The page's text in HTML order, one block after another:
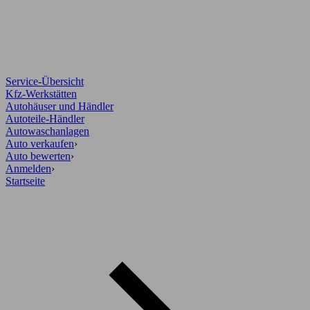
Service-Übersicht
Kfz-Werkstätten
Autohäuser und Händler
Autoteile-Händler
Autowaschanlagen
Auto verkaufen›
Auto bewerten›
Anmelden›
Startseite